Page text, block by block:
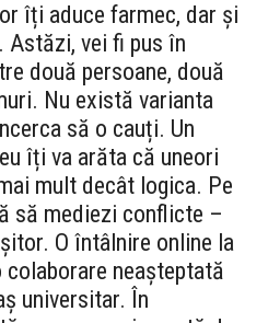
îți aduce farmec, dar și
Astăzi, vei fi pus în
două persoane, două
Nu există varianta
să o cauți. Un
îți va arăta că uneori
mult decât logica. Pe
să mediezi conflicte –
O întâlnire online la
colaborare neașteptată
universitar. În